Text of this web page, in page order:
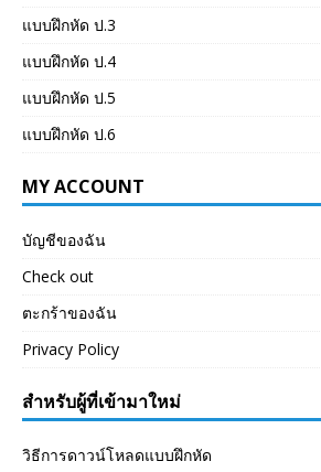
แบบฝึกหัด ป.3
แบบฝึกหัด ป.4
แบบฝึกหัด ป.5
แบบฝึกหัด ป.6
MY ACCOUNT
บัญชีของฉัน
Check out
ตะกร้าของฉัน
Privacy Policy
สำหรับผู้ที่เข้ามาใหม่
วิธีการดาวน์โหลดแบบฝึกหัด